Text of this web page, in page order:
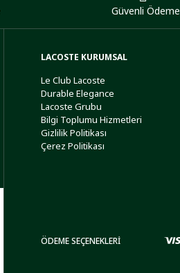
Güvenli Ödeme
LACOSTE KURUMSAL
Le Club Lacoste
Durable Elegance
Lacoste Grubu
Bilgi Toplumu Hizmetleri
Gizlilik Politikası
Çerez Politikası
ÖDEME SEÇENEKLERİ